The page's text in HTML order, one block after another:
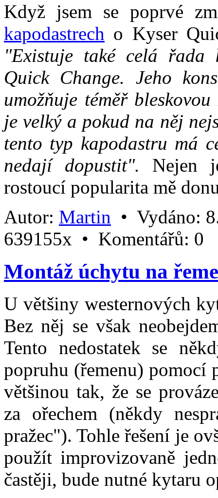
Když jsem se poprvé
kapodastrech o Kyser
"Existuje také celá řada
Quick Change. Jeho
umožňuje téměř
je velký a pokud na něj
tento typ kapodastru má
nedají dopustit". Nejen
rostoucí popularita mě
Autor: Martin • Vydáno:
639155x • Komentářů: 0
Montáž úchytu na
U většiny westernových
Bez něj se však
Tento nedostatek se
popruhu (řemenu) pomocí
většinou tak, že se
za ořechem (někdy
pražec"). Tohle řešení je
použít improvizovaně
častěji, bude nutné kytaru